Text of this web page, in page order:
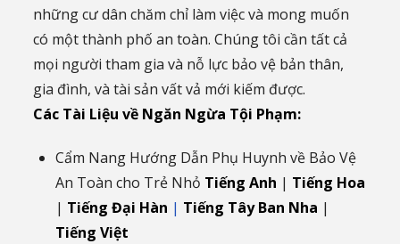
những cư dân chăm chỉ làm việc và mong muốn
có một thành phố an toàn. Chúng tôi cần tất cả
mọi người tham gia và nỗ lực bảo vệ bản thân,
gia đình, và tài sản vất vả mới kiếm được.
Các Tài Liệu về Ngăn Ngừa Tội Phạm:
Cẩm Nang Hướng Dẫn Phụ Huynh về Bảo Vệ
An Toàn cho Trẻ Nhỏ Tiếng Anh | Tiếng Hoa
| Tiếng Đại Hàn | Tiếng Tây Ban Nha |
Tiếng Việt